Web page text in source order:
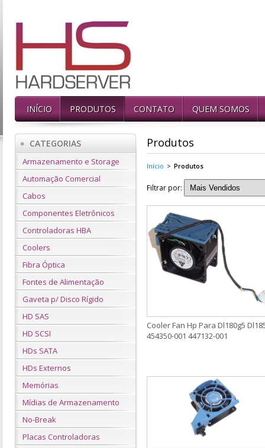
INÍCIO PRODUTOS CONTATO QUEM SOMOS
CATEGORIAS
Armazenamento e Storage
Automação Comercial
Cabos
Componentes Eletrônicos
Controladoras HBA
Coolers
Fibra Óptica
Fontes de Alimentação
Gaveta p/ Disco Rígido
HD SAS
HD SCSI
HDs SATA
HDs Externos
Memórias
Mídias de Armazenamento
No-Break
Placas Controladoras
Produtos
Início > Produtos
Filtrar por:
Cooler Fan Hp Para Dl180g5
454350-001 447132-001